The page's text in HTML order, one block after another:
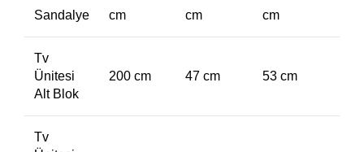
Sandalye cm cm cm
Tv
Ünitesi
Alt Blok
200 cm 47 cm 53 cm
Tv